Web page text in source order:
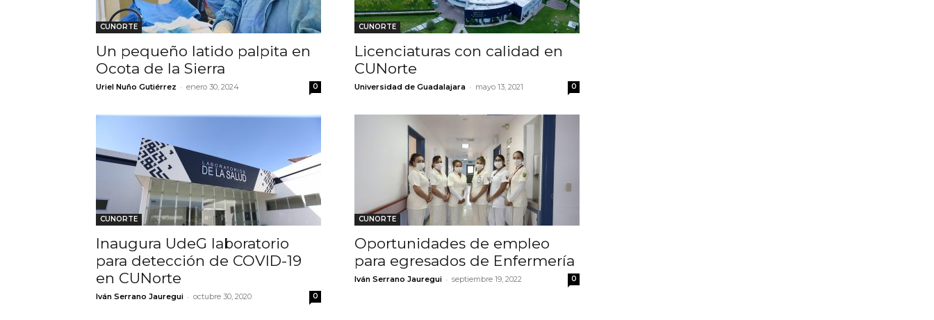
CUNORTE
Un pequeño latido palpita en
Ocota de la Sierra
Uriel Nuño Gutiérrez - enero 30, 2024 0
CUNORTE
Licenciaturas con calidad en
CUNorte
Universidad de Guadalajara - mayo 13, 2021 0
CUNORTE
Inaugura UdeG laboratorio
para detección de COVID-19
en CUNorte
Iván Serrano Jauregui - octubre 30, 2020 0
CUNORTE
Oportunidades de empleo
para egresados de Enfermería
Iván Serrano Jauregui - septiembre 19, 2022 0